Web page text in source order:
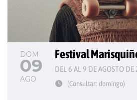
DOM
09
AGO
Festival
DEL 6 AL 9 DE AGOSTO
(Consultar: domingo)